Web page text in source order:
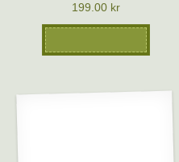
199.00 kr
Lägg till i varukorg